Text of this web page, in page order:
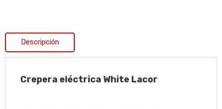
Descripción
Crepera eléctrica White Lacor